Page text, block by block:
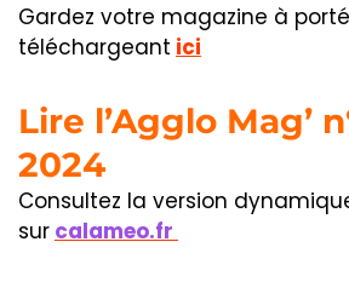
Gardez votre magazine à
téléchargeant ici
Lire l’Agglo Mag’
2024
Consultez la version
sur calameo.fr